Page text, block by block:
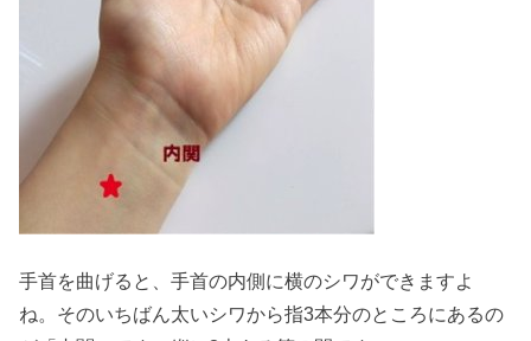
手首を曲げると、手首の内側に横のシワができますよ
ね。そのいちばん太いシワから指3本分のところにあるの